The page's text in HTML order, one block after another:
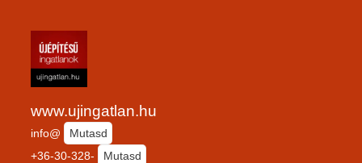
www.ujingatlan.hu
info@
Mutasd
+36-30-328-
Mutasd